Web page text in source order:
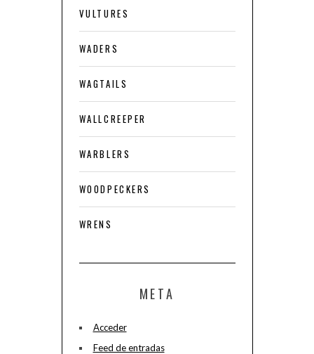
VULTURES
WADERS
WAGTAILS
WALLCREEPER
WARBLERS
WOODPECKERS
WRENS
META
Acceder
Feed de entradas